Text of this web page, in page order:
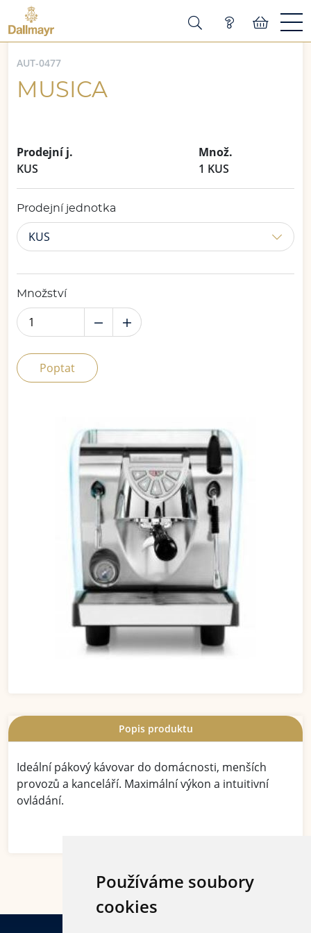
Používáme soubory
cookies
AUT-0477
MUSICA
Prodejní j.
Množ.
KUS
1 KUS
Prodejní jednotka
KUS
Množství
Poptat
Popis produktu
Ideální pákový kávovar do domácnosti, menších
provozů a kanceláří. Maximální výkon a intuitivní
ovládání.